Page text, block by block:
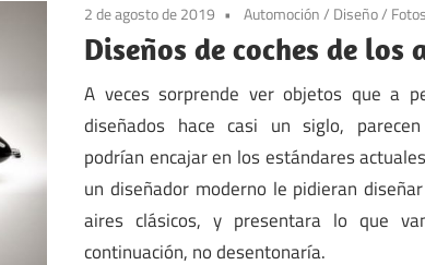
2 de agosto de 2019 Automoción/ Diseño/ Fotos
Diseños de coches de los
A veces sorprende ver objetos que a
diseñados hace casi un siglo,
podrían encajar en los estándares
un diseñador moderno le pidieran
aires clásicos, y presentara lo que
continuación, no desentonaría.